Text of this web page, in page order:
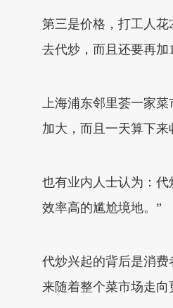
第三是价格，打工人
去代炒，而且还要再
上海浦东邻里荟一家
加大，而且一天算下
也有业内人士认为：
效率高的尴尬境地。”
代炒兴起的背后是消
来随着整个菜市场走